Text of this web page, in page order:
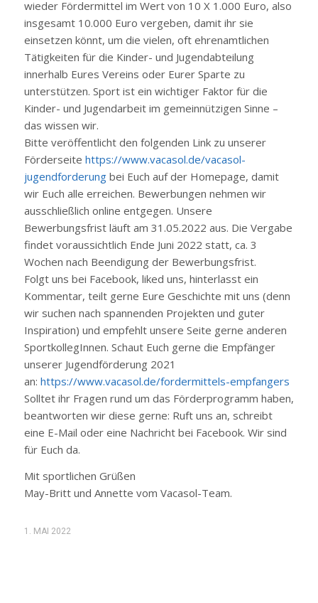
wieder Fördermittel im Wert von 10 X 1.000 Euro, also
insgesamt 10.000 Euro vergeben, damit ihr sie
einsetzen könnt, um die vielen, oft ehrenamtlichen
Tätigkeiten für die Kinder- und Jugendabteilung
innerhalb Eures Vereins oder Eurer Sparte zu
unterstützen. Sport ist ein wichtiger Faktor für die
Kinder- und Jugendarbeit im gemeinnützigen Sinne –
das wissen wir.
Bitte veröffentlicht den folgenden Link zu unserer
Förderseite https://www.vacasol.de/vacasol-
jugendforderungbei Euch auf der Homepage, damit
wir Euch alle erreichen. Bewerbungen nehmen wir
ausschließlich online entgegen. Unsere
Bewerbungsfrist läuft am 31.05.2022 aus. Die Vergabe
findet voraussichtlich Ende Juni 2022 statt, ca. 3
Wochen nach Beendigung der Bewerbungsfrist.
Folgt uns bei Facebook, liked uns, hinterlasst ein
Kommentar, teilt gerne Eure Geschichte mit uns (denn
wir suchen nach spannenden Projekten und guter
Inspiration) und empfehlt unsere Seite gerne anderen
SportkollegInnen. Schaut Euch gerne die Empfänger
unserer Jugendförderung 2021
an: https://www.vacasol.de/fordermittels-empfangers
Solltet ihr Fragen rund um das Förderprogramm haben,
beantworten wir diese gerne: Ruft uns an, schreibt
eine E-Mail oder eine Nachricht bei Facebook. Wir sind
für Euch da.
Mit sportlichen Grüßen
May-Britt und Annette vom Vacasol-Team.
1. MAI 2022